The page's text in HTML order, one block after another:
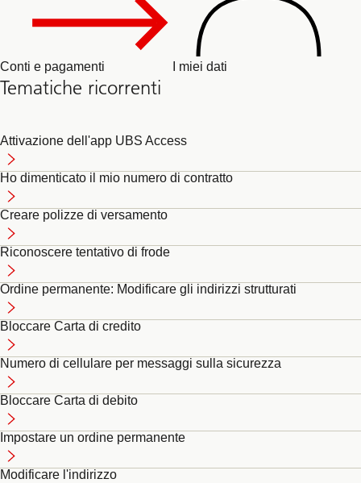
Conti e pagamenti I miei dati
Tematiche ricorrenti
Attivazione dell'app UBS Access
Ho dimenticato il mio numero di contratto
Creare polizze di versamento
Riconoscere tentativo di frode
Ordine permanente: Modificare gli indirizzi strutturati
Bloccare Carta di credito
Numero di cellulare per messaggi sulla sicurezza
Bloccare Carta di debito
Impostare un ordine permanente
Modificare l'indirizzo